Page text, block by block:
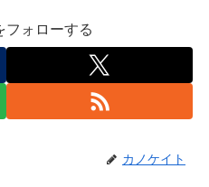
フォローする
カノケイト